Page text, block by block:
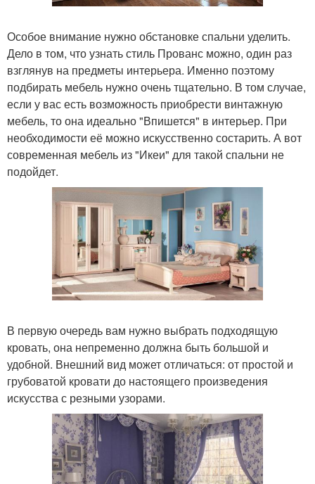
Особое внимание нужно обстановке спальни уделить.
Дело в том, что узнать стиль Прованс можно, один раз
взглянув на предметы интерьера. Именно поэтому
подбирать мебель нужно очень тщательно. В том случае,
если у вас есть возможность приобрести винтажную
мебель, то она идеально "Впишется" в интерьер. При
необходимости её можно искусственно состарить. А вот
современная мебель из "Икеи" для такой спальни не
подойдет.
В первую очередь вам нужно выбрать подходящую
кровать, она непременно должна быть большой и
удобной. Внешний вид может отличаться: от простой и
грубоватой кровати до настоящего произведения
искусства с резными узорами.